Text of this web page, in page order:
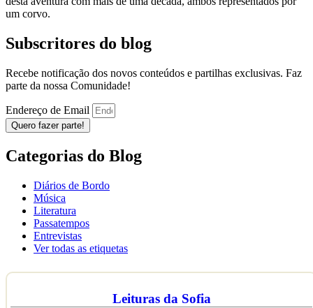
um corvo.
Subscritores do blog
Recebe notificação dos novos conteúdos e partilhas exclusivas. Faz
parte da nossa Comunidade!
Endereço de Email
Quero fazer parte!
Categorias do Blog
Diários de Bordo
Música
Literatura
Passatempos
Entrevistas
Ver todas as etiquetas
Leituras da Sofia